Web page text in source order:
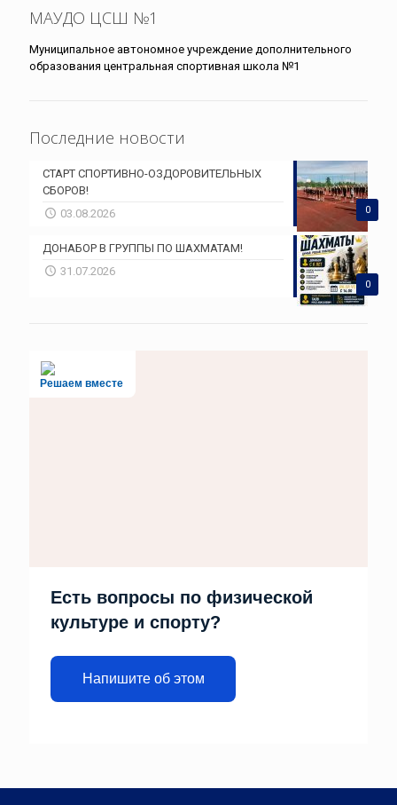
МАУДО ЦСШ №1
Муниципальное автономное учреждение дополнительного
образования центральная спортивная школа №1
Последние новости
0
СТАРТ СПОРТИВНО-ОЗДОРОВИТЕЛЬНЫХ
СБОРОВ!
03.08.2026
0
ДОНАБОР В ГРУППЫ ПО ШАХМАТАМ!
31.07.2026
Решаем вместе
Есть вопросы по физической
культуре и спорту?
Напишите об этом